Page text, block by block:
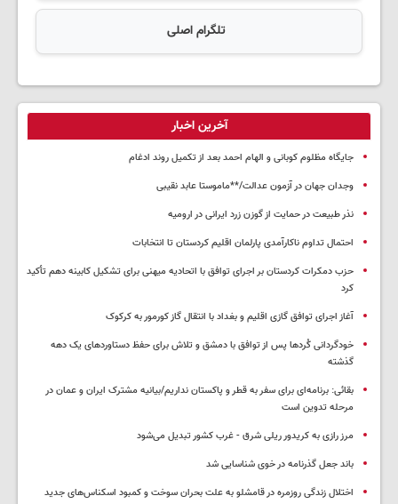
تلگرام اصلی
آخرین اخبار
جایگاه مظلوم کوبانی و الهام احمد بعد از تکمیل روند ادغام
وجدان جهان در آزمون عدالت/**ماموستا عابد نقیبی
نذر طبیعت در حمایت از گوزن زرد ایرانی در ارومیه
احتمال تداوم ناکارآمدی پارلمان اقلیم کردستان تا انتخابات
حزب دمکرات کردستان بر اجرای توافق با اتحادیه میهنی برای تشکیل کابینه دهم تأکید
کرد
آغاز اجرای توافق گازی اقلیم و بغداد با انتقال گاز کورمور به کرکوک
خودگردانی کُردها پس از توافق با دمشق و تلاش برای حفظ دستاوردهای یک دهه
گذشته
بقائی: برنامه‌ای برای سفر به قطر و پاکستان نداریم/بیانیه مشترک ایران و عمان در
مرحله تدوین است
مرز رازی به کریدور ریلی شرق - غرب کشور تبدیل می‌شود
باند جعل گذرنامه در خوی شناسایی شد
اختلال زندگی روزمره در قامشلو به علت بحران سوخت و کمبود اسکناس‌های جدید